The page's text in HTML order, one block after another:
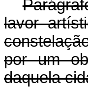
lavor
por um
daquela